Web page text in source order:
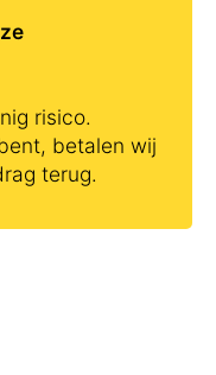
risico.
betalen wij
terug.